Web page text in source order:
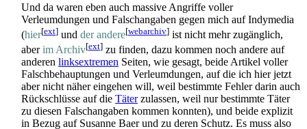
Und da waren eben auch massive Angriffe voller
Verleumdungen und Falschangaben gegen mich auf Indymedia
(hier[ext] und der andere[webarchiv] ist nicht mehr zugänglich,
aberim Archiv[ext] zu finden, dazu kommen noch andere auf
anderen linksextremen Seiten, wie gesagt, beide Artikel voller
Falsch­behauptungen und Verleumdungen, auf die ich hier jetzt
aber nicht näher eingehen will, weil bestimmte Fehler darin auch
Rückschlüsse auf die Täterzulassen, weil nur bestimmte Täter
zu diesen Falschangaben kommen konnten), und beide explizit
in Bezug auf Susanne Baer und zu deren Schutz. Es muss also